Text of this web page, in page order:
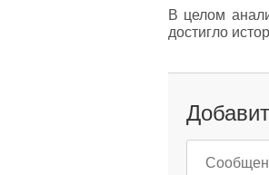
В целом
достигло